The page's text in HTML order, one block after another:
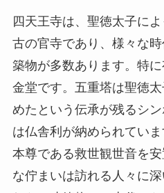
四天王寺は、聖徳太子に
古の官寺であり、様々な
築物が多数あります。特
金堂です。五重塔は聖徳
めたという伝承が残るシ
は仏舎利が納められてい
本尊である救世観世音を
な佇まいは訪れる人々に